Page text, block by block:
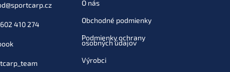
€6,76
@sportcarp.cz
410 274
O nás
Obchodné podmienky
Podmienky ochrany
osobných údajov
Výrobci